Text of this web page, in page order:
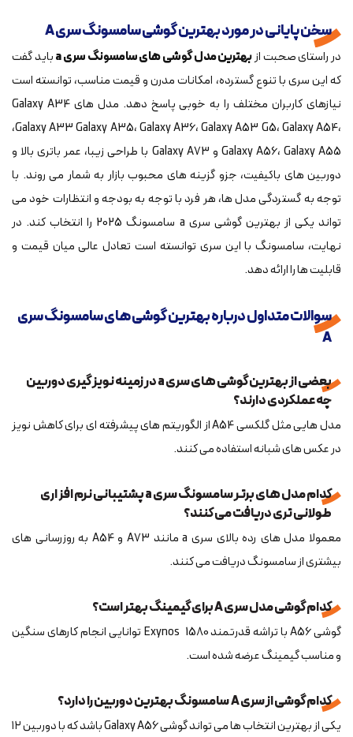
سخن پایانی در مورد بهترین گوشی سامسونگ سری A
در راستای صحبت ازبهترین مدل گوشی های سامسونگ سری a
باید گفت
که این سری با تنوع گسترده، امکانات مدرن و قیمت مناسب، توانسته است
نیازهای کاربران مختلف را به خوبی پاسخ دهد. مدل های Galaxy A34
،Galaxy A33 Galaxy A35، Galaxy A36، Galaxy A53 G5، Galaxy A54،
Galaxy A56، Galaxy A55 و Galaxy A73 با طراحی زیبا، عمر باتری بالا و
دوربین های باکیفیت، جزو گزینه های محبوب بازار به شمار می روند. با
توجه به گستردگی مدل ها، هر فرد با توجه به بودجه و انتظارات خود می
تواند یکی از بهترین گوشی سری a سامسونگ 2025 را انتخاب کند. در
نهایت، سامسونگ با این سری توانسته است تعادل عالی میان قیمت و
قابلیت ها را ارائه دهد.
سوالات متداول درباره بهترین گوشی های سامسونگ سری
A
بعضی از بهترین گوشی های سری a در زمینه نویز گیری دوربین
چه عملکردی دارند؟
مدل هایی مثل گلکسی A54 از الگوریتم های پیشرفته ای برای کاهش نویز
در عکس های شبانه استفاده می کنند.
کدام مدل های برتر سامسونگ سری a پشتیبانی نرم افزاری
طولانی تری دریافت می کنند؟
معمولا مدل های رده بالای سری a مانند A73 و A54 به روزرسانی های
بیشتری از سامسونگ دریافت می کنند.
کدام گوشی مدل سری A برای گیمینگ بهتر است؟
گوشی A56 با تراشه قدرتمند ‏Exynos 1580 توانایی انجام کارهای سنگین
و مناسب گیمینگ عرضه شده است.
کدام گوشی از سری A سامسونگ بهترین دوربین را دارد؟
یکی از بهترین انتخاب ها می تواند گوشی Galaxy A56 باشد که با دوربین ۱۲